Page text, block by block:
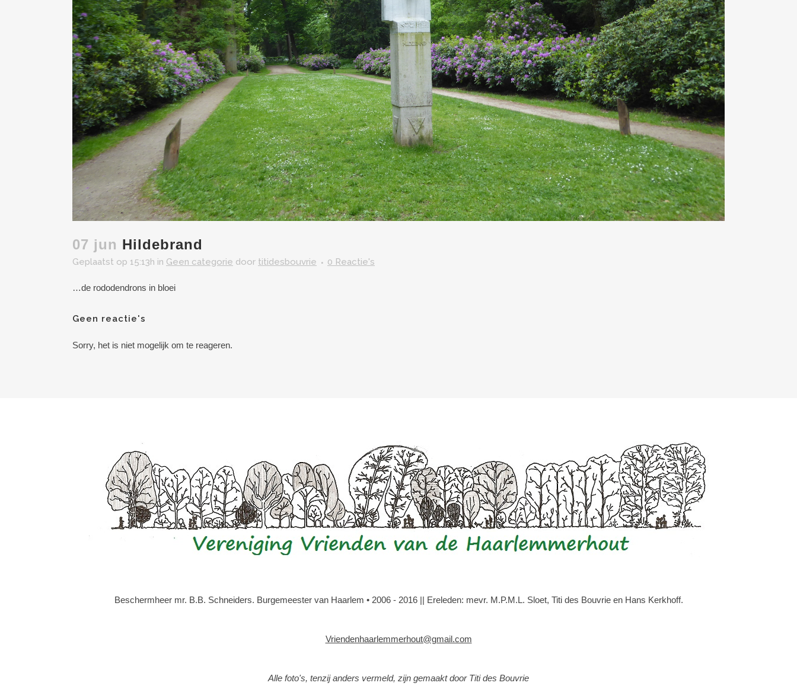
07 jun Hildebrand
Geplaatst op 15:13h in Geen categorie door titidesbouvrie 0 Reactie's
…de rododendrons in bloei
Geen reactie's
Sorry, het is niet mogelijk om te reageren.
Beschermheer mr. B.B. Schneiders. Burgemeester van Haarlem • 2006 - 2016 || Ereleden: mevr. M.P.M.L. Sloet, Titi des Bouvrie en Hans Kerkhoff.
Vriendenhaarlemmerhout@gmail.com
Alle foto's, tenzij anders vermeld, zijn gemaakt door Titi des Bouvrie